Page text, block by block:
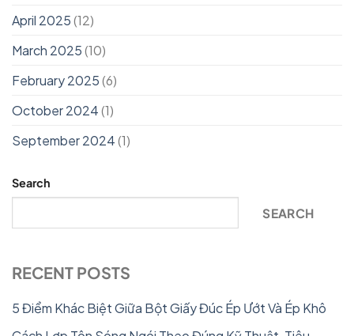
April 2025(12)
March 2025(10)
February 2025(6)
October 2024(1)
September 2024(1)
Search
SEARCH
RECENT POSTS
5 Điểm Khác Biệt Giữa Bột Giấy Đúc Ép Ướt Và Ép Khô